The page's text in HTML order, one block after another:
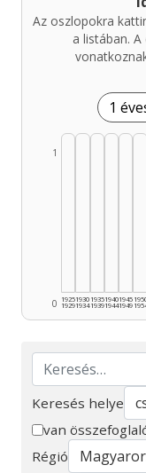
Az oszlopokra
a listában.
1
0
1
1925
1929
1930
1934
1935
1939
1940
1944
1945
1949
Keresés
Keresés helye
van
Régió